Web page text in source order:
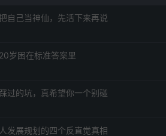
自己当神仙，先活下来再说
岁困在标准答案里
过的坑，真希望你一个别碰
发展规划的四个反直觉真相